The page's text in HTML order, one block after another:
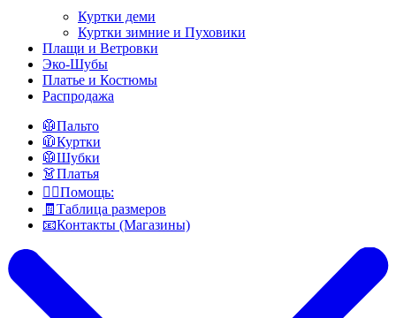
Куртки деми
Куртки зимние и Пуховики
Плащи и Ветровки
Эко-Шубы
Платье и Костюмы
Распродажа
🥼Пальто
🧥Куртки
🥼Шубки
👗Платья
👍🏻Помощь:
🧾Таблица размеров
📧Контакты (Магазины)